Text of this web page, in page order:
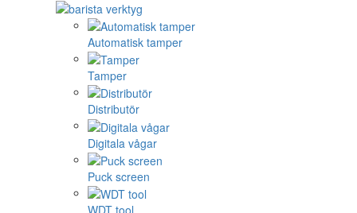
Automatisk tamper
Tamper
Distributör
Digitala vågar
Puck screen